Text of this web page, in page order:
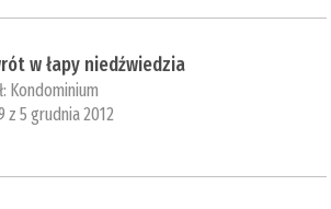
w łapy niedźwiedzia
Kondominium
z 5 grudnia 2012